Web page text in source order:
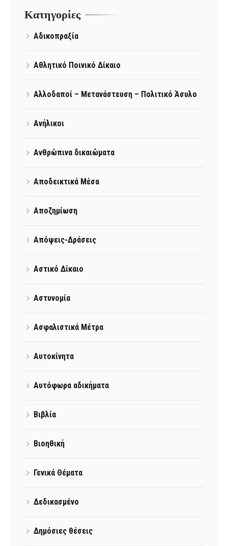
Kατηγορίες
Αδικοπραξία
Αθλητικό Ποινικό Δίκαιο
Αλλοδαποί – Μετανάστευση – Πολιτικό Άσυλο
Ανήλικοι
Ανθρώπινα δικαιώματα
Αποδεικτικά Μέσα
Αποζημίωση
Απόψεις-Δράσεις
Αστικό Δίκαιο
Αστυνομία
Ασφαλιστικά Μέτρα
Αυτοκίνητα
Αυτόφωρα αδικήματα
Βιβλία
Βιοηθική
Γενικά Θέματα
Δεδικασμένο
Δημόσιες θέσεις